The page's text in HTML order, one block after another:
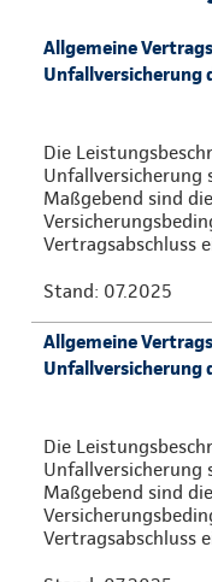
Allgemeine
Unfallversicherung
Die
Unfallversicherung
Maßgebend sind
Vertragsabschluss
Stand: 07.2025
Allgemeine
Unfallversicherung
Die
Unfallversicherung
Maßgebend sind
Vertragsabschluss